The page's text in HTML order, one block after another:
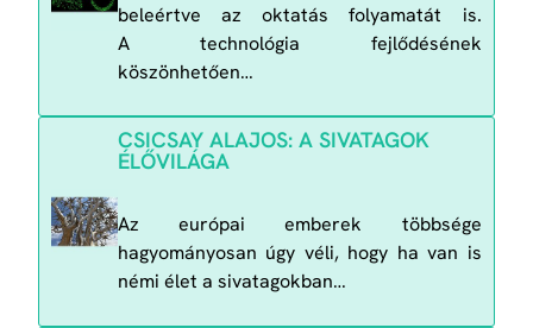
beleértve az oktatás folyamatát is.
A technológia fejlődésének
köszönhetően…
CSICSAY ALAJOS: A SIVATAGOK
ÉLŐVILÁGA
Az európai emberek többsége
hagyományosan úgy véli, hogy ha van is
némi élet a sivatagokban…